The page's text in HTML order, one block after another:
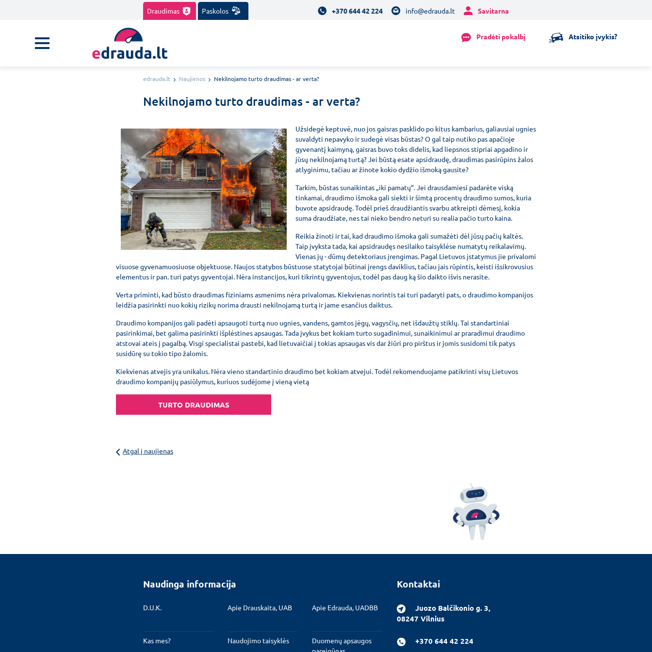
Draudimas Paskolos +370 644 42 224 info@edrauda.lt Savitarna
Pradėti pokalbį Atsitiko įvykis?
edrauda.lt Naujienos Nekilnojamo turto draudimas - ar verta?
Nekilnojamo turto draudimas - ar verta?
Užsidegė keptuvė, nuo jos gaisras pasklido po kitus kambarius, galiausiai ugnies
suvaldyti nepavyko ir sudegė visas būstas? O gal taip nutiko pas apačioje
gyvenantį kaimyną, gaisras buvo toks didelis, kad liepsnos stipriai apgadino ir
jūsų nekilnojamą turtą? Jei būstą esate apsidraudę, draudimas pasirūpins žalos
atlyginimu, tačiau ar žinote kokio dydžio išmoką gausite?
Tarkim, būstas sunaikintas „iki pamatų“. Jei drausdamiesi padarėte viską
tinkamai, draudimo išmoka gali siekti ir šimtą procentų draudimo sumos, kuria
buvote apsidraudę. Todėl prieš draudžiantis svarbu atkreipti dėmesį, kokia
suma draudžiate, nes tai nieko bendro neturi su realia pačio turto kaina.
Reikia žinoti ir tai, kad draudimo išmoka gali sumažėti dėl jūsų pačių kaltės.
Taip įvyksta tada, kai apsidraudęs nesilaiko taisyklėse numatytų reikalavimų.
Vienas jų - dūmų detektoriaus įrengimas. Pagal Lietuvos įstatymus jie privalomi
visuose gyvenamuosiuose objektuose. Naujos statybos būstuose statytojai būtinai įrengs daviklius, tačiau jais rūpintis, keisti išsikrovusius
elementus ir pan. turi patys gyventojai. Nėra instancijos, kuri tikrintų gyventojus, todėl pas daug ką šio daikto išvis nerasite.
Verta priminti, kad būsto draudimas fiziniams asmenims nėra privalomas. Kiekvienas norintis tai turi padaryti pats, o draudimo kompanijos
leidžia pasirinkti nuo kokių rizikų norima drausti nekilnojamą turtą ir jame esančius daiktus.
Draudimo kompanijos gali padėti apsaugoti turtą nuo ugnies, vandens, gamtos jėgų, vagysčių, net išdaužtų stiklų. Tai standartiniai
pasirinkimai, bet galima pasirinkti išplėstines apsaugas. Tada įvykus bet kokiam turto sugadinimui, sunaikinimui ar praradimui draudimo
atstovai ateis į pagalbą. Visgi specialistai pastebi, kad lietuvaičiai į tokias apsaugas vis dar žiūri pro pirštus ir jomis susidomi tik patys
susidūrę su tokio tipo žalomis.
Kiekvienas atvejis yra unikalus. Nėra vieno standartinio draudimo bet kokiam atvejui. Todėl rekomenduojame patikrinti visų Lietuvos
draudimo kompanijų pasiūlymus, kuriuos sudėjome į vieną vietą
TURTO DRAUDIMAS
Atgal į naujienas
Naudinga informacija Kontaktai
D.U.K. Apie Drauskaita, UAB Apie Edrauda, UADBB
Juozo Balčikonio g. 3,
08247 Vilnius
Kas mes? Naudojimo taisyklės
Duomenų apsaugos
+370 644 42 224